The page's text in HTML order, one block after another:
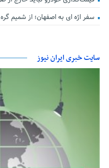
سفر اژه ای به اصفهان؛ از شمیم
سایت خبری ایران نیوز